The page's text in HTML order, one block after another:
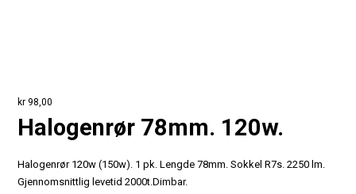
kr 98,00
Halogenrør 78mm. 120w.
Halogenrør 120w (150w). 1 pk. Lengde 78mm. Sokkel R7s. 2250 lm.
Gjennomsnittlig levetid 2000t.Dimbar.